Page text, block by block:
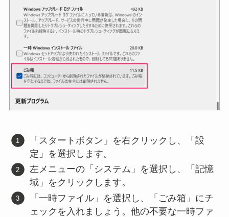
「スタートボタン」を右クリックし、「設
定」を選択します。
左メニューの「システム」を選択し、「記憶
域」をクリックします。
「一時ファイル」を選択し、「ごみ箱」にチ
ェックを入れましょう。他の不要な一時ファ